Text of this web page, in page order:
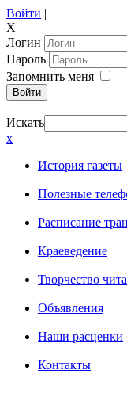
Войти |
X
Логин
Пароль
Запомнить меня
Войти
Искать
x
История газеты
|
Полезные
|
Расписание
|
Краеведение
|
Творчество
|
Объявления
|
Наши расценки
|
Контакты
|